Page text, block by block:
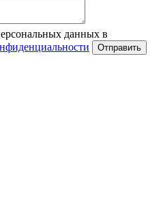
данных в
Отправить